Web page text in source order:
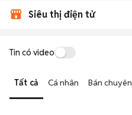
Siêu thị điện tử
Tin có video
Tất cả Cá nhân Bán chuyên